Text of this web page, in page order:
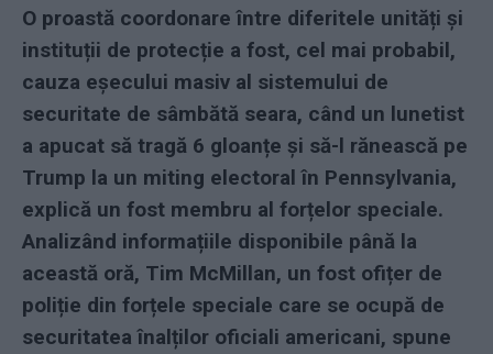
O proastă coordonare între diferitele unități și
instituții de protecție a fost, cel mai probabil,
cauza eșecului masiv al sistemului de
securitate de sâmbătă seara, când un lunetist
a apucat să tragă 6 gloanțe și să-l rănească pe
Trump la un miting electoral în Pennsylvania,
explică un fost membru al forțelor speciale.
Analizând informațiile disponibile până la
această oră, Tim McMillan, un fost ofițer de
poliție din forțele speciale care se ocupă de
securitatea înalților oficiali americani, spune